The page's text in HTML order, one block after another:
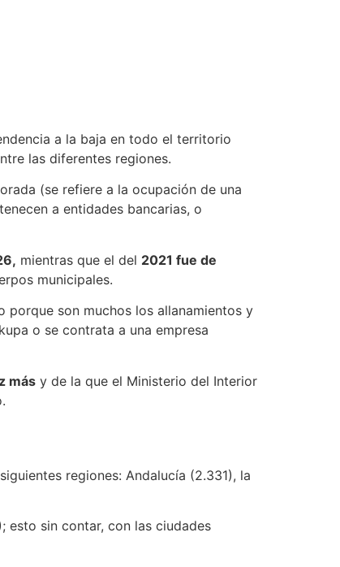
a la baja en todo el territorio
las diferentes regiones.
(se refiere a la ocupación de una
a entidades bancarias, o
mientras que el del 2021 fue de
municipales.
porque son muchos los allanamientos y
o se contrata a una empresa
más y de la que el Ministerio del Interior
regiones: Andalucía (2.331), la
esto sin contar, con las ciudades